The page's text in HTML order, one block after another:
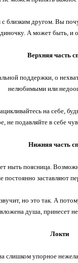
другом. Вы
А может быть, и
Верхняя часть
поддержки, о
нелюбимыми или
на себе,
не подавляйте в себе
Нижняя часть
ныть поясница.
постоянно заставляют
но это так. А
душа, принесет
Локти
слишком упорное